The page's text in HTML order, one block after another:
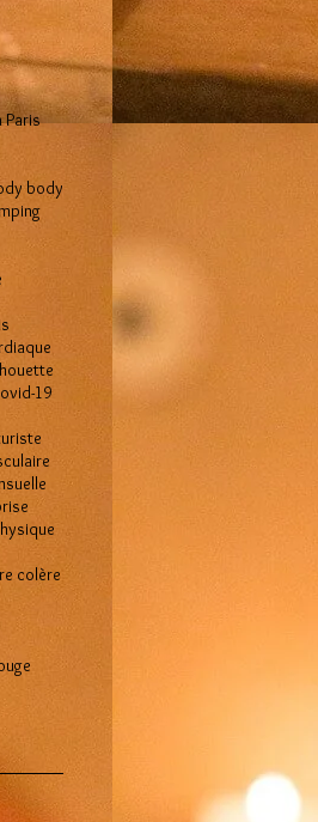
Paris
body
19
colère